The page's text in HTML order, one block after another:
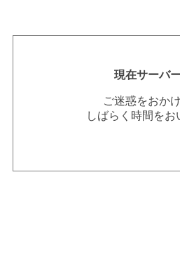
現在サーバ
ご迷惑をおか
しばらく時間を